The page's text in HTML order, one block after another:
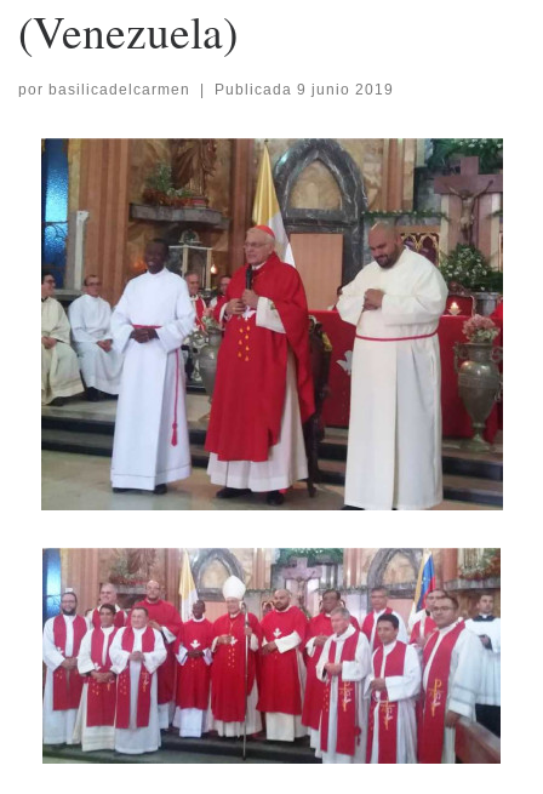
(Venezuela)
por basilicadelcarmen | Publicada 9 junio 2019